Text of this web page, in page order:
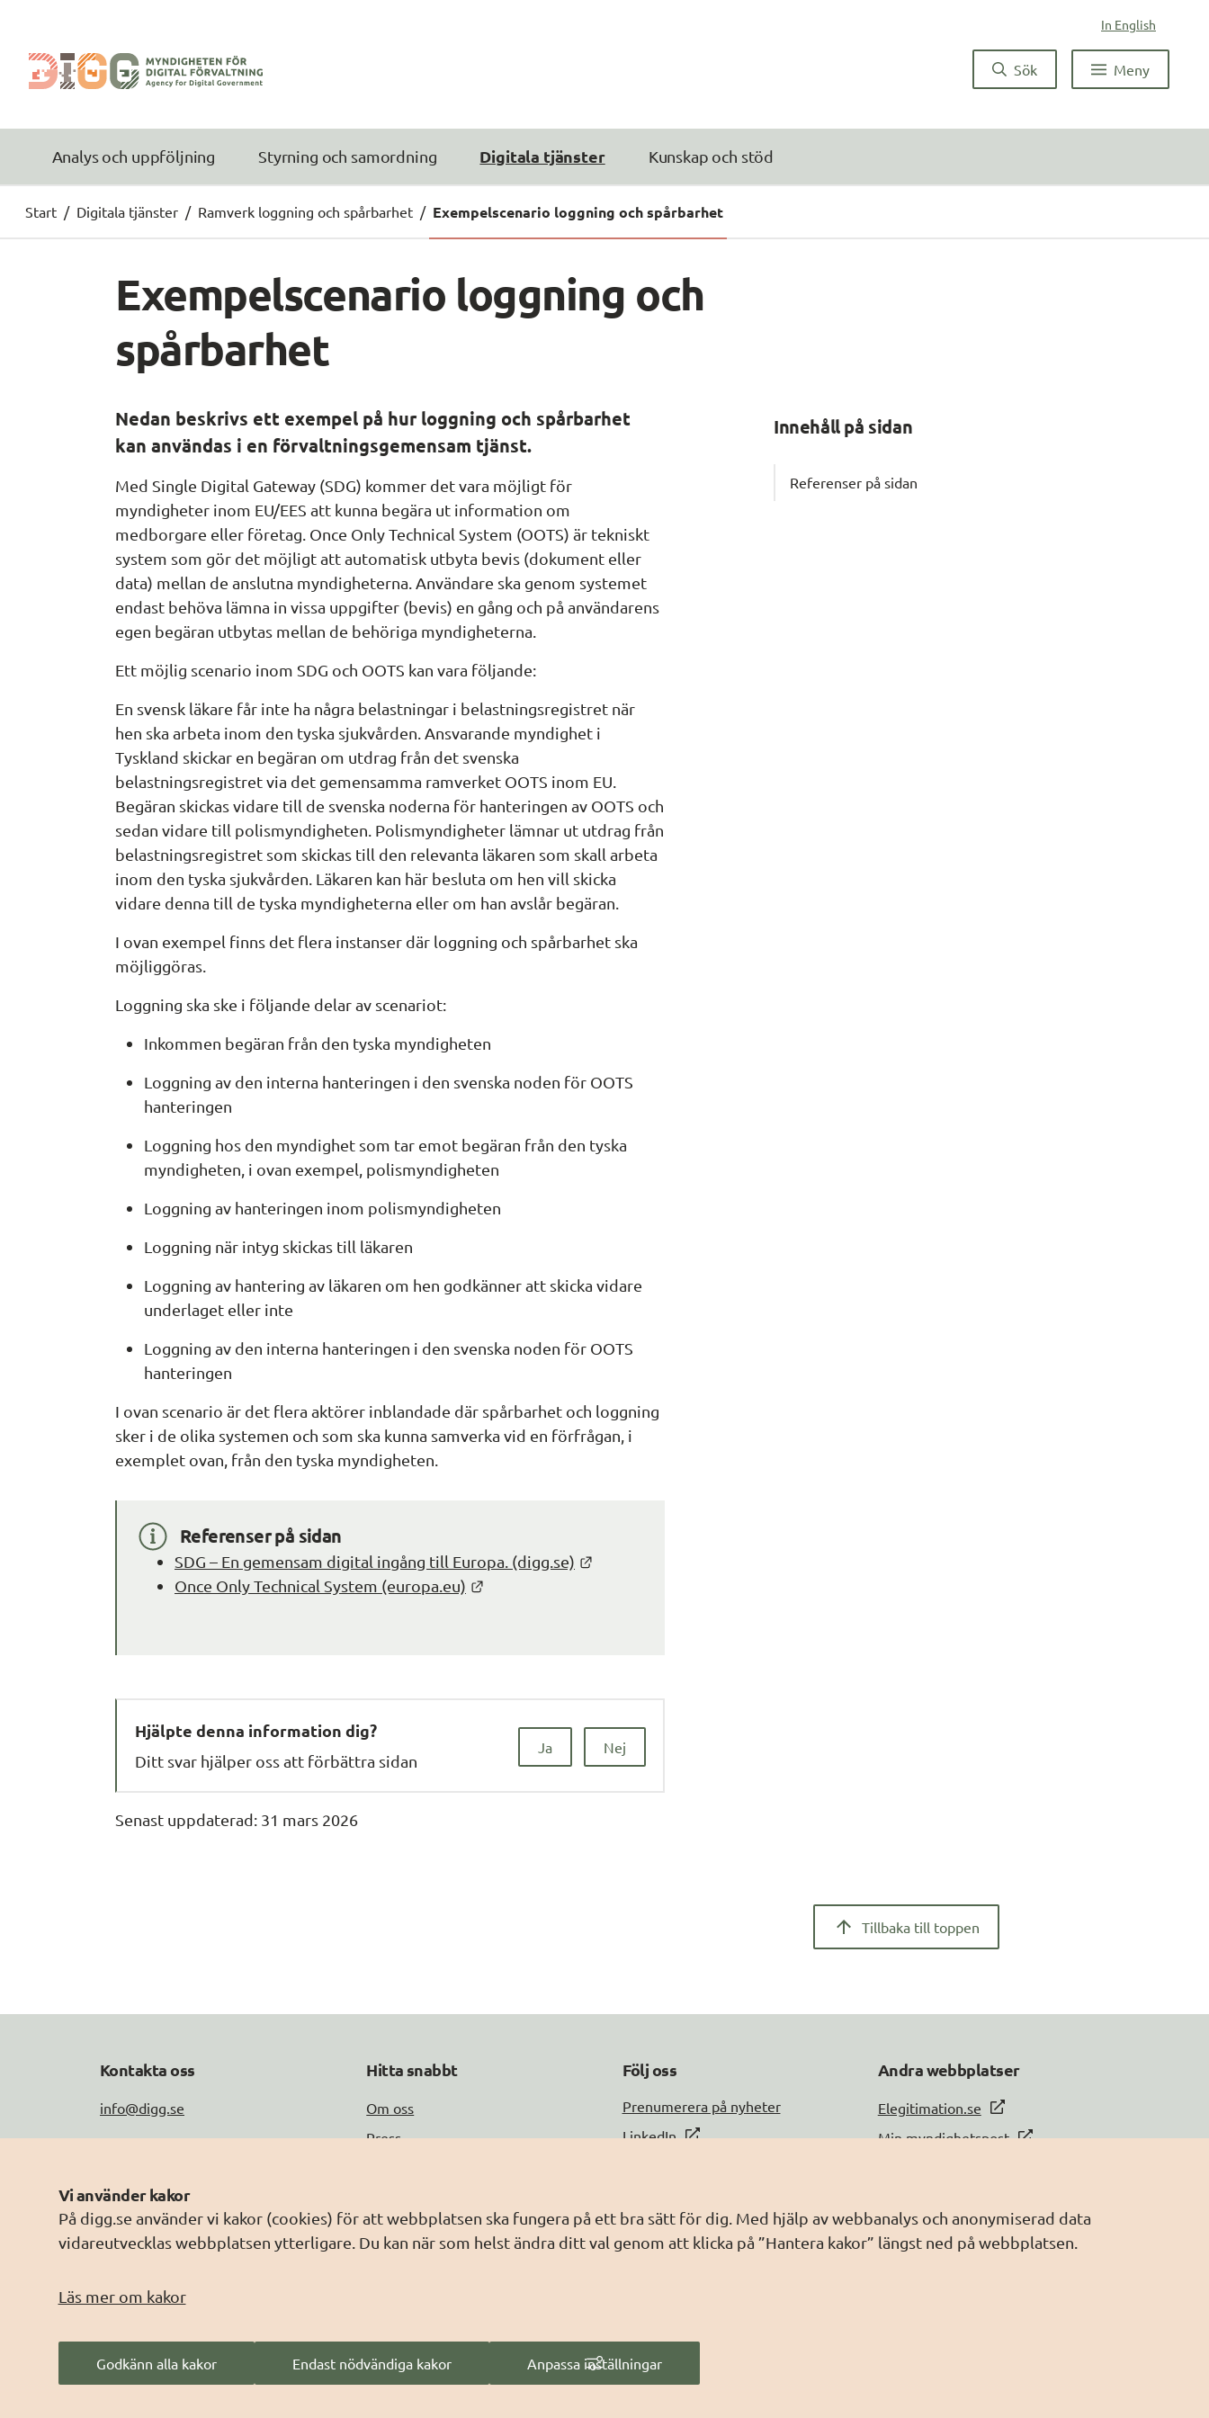
Vi använder kakor
På digg.se använder vi kakor (cookies) för att webbplatsen ska fungera på ett bra sätt för dig. Med hjälp av webbanalys och anonymiserad data
vidareutvecklas webbplatsen ytterligare. Du kan när som helst ändra ditt val genom att klicka på ”Hantera kakor” längst ned på webbplatsen.
Läs mer om kakor
Godkänn alla kakor Endast nödvändiga kakor Anpassa inställningar
In English
Sök Meny
Analys och uppföljning Styrning och samordning Digitala tjänster Kunskap och stöd
Start / Digitala tjänster / Ramverk loggning och spårbarhet / Exempelscenario loggning och spårbarhet
Exempelscenario loggning och
spårbarhet
Nedan beskrivs ett exempel på hur loggning och spårbarhet
kan användas i en förvaltningsgemensam tjänst.
Innehåll på sidan
Referenser på sidan
Med Single Digital Gateway (SDG) kommer det vara möjligt för
myndigheter inom EU/EES att kunna begära ut information om
medborgare eller företag. Once Only Technical System (OOTS) är tekniskt
system som gör det möjligt att automatisk utbyta bevis (dokument eller
data) mellan de anslutna myndigheterna. Användare ska genom systemet
endast behöva lämna in vissa uppgifter (bevis) en gång och på användarens
egen begäran utbytas mellan de behöriga myndigheterna.
Ett möjlig scenario inom SDG och OOTS kan vara följande:
En svensk läkare får inte ha några belastningar i belastningsregistret när
hen ska arbeta inom den tyska sjukvården. Ansvarande myndighet i
Tyskland skickar en begäran om utdrag från det svenska
belastningsregistret via det gemensamma ramverket OOTS inom EU.
Begäran skickas vidare till de svenska noderna för hanteringen av OOTS och
sedan vidare till polismyndigheten. Polismyndigheter lämnar ut utdrag från
belastningsregistret som skickas till den relevanta läkaren som skall arbeta
inom den tyska sjukvården. Läkaren kan här besluta om hen vill skicka
vidare denna till de tyska myndigheterna eller om han avslår begäran.
I ovan exempel finns det flera instanser där loggning och spårbarhet ska
möjliggöras.
Loggning ska ske i följande delar av scenariot:
Inkommen begäran från den tyska myndigheten
Loggning av den interna hanteringen i den svenska noden för OOTS
hanteringen
Loggning hos den myndighet som tar emot begäran från den tyska
myndigheten, i ovan exempel, polismyndigheten
Loggning av hanteringen inom polismyndigheten
Loggning när intyg skickas till läkaren
Loggning av hantering av läkaren om hen godkänner att skicka vidare
underlaget eller inte
Loggning av den interna hanteringen i den svenska noden för OOTS
hanteringen
I ovan scenario är det flera aktörer inblandade där spårbarhet och loggning
sker i de olika systemen och som ska kunna samverka vid en förfrågan, i
exemplet ovan, från den tyska myndigheten.
Referenser på sidan
SDG – En gemensam digital ingång till Europa. (digg.se)
Once Only Technical System (europa.eu)
Hjälpte denna information dig?
Nej
Ja
Ditt svar hjälper oss att förbättra sidan
Senast uppdaterad: 31 mars 2026
Tillbaka till toppen
Kontakta oss
info@digg.se
Tel: 0771-11 44 00
Fler kontaktuppgifter
Hitta snabbt
Om oss
Press
Om webbplatsen
Följ oss
DIGG på
Prenumerera på nyheter
DIGG på
LinkedIn
Andra webbplatser
Elegitimation.se
Min myndighetspost
Webbriktlinjer
Säker digital kommunikation (SDK)
Digg - Myndigheten för digital förvaltning